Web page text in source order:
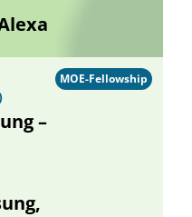
–
MOE-Fellowship